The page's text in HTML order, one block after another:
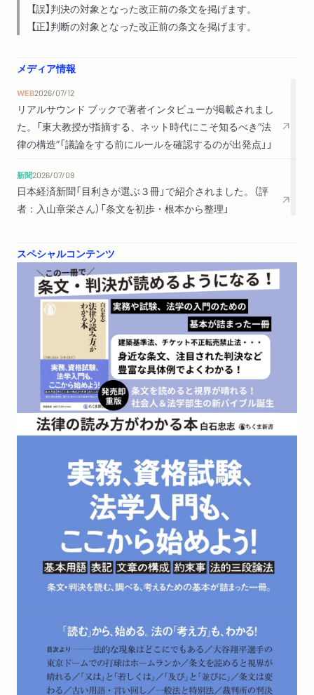
付ける
２ 法令をリサーチする
律の改正をめぐるリサーチの方法／名古屋大学の「法令データベ
３ 行政文書をリサーチする
４ 判決をリサーチする
裁判所ウェブサイトの「裁判例検索」／有料の判例データベース
／事件番号の重要性／民集・刑集と調査官解説／民事裁判情報
おわりに
索引
【誤】判決の対象となった改正前の条文を掲げます。
【正】判断の対象となった改正前の条文を掲げます。
メディア情報
WEB2026/07/12
リアルサウンド ブックで著者インタビューが掲載されまし
た。「東大教授が指摘する、ネット時代にこそ知るべき“法
律の構造”「議論をする前にルールを確認するのが出発点」」
新聞2026/07/09
日本経済新聞「目利きが選ぶ３冊」で紹介されました。（評
者：入山章栄さん）「条文を初歩・根本から整理」
スペシャルコンテンツ